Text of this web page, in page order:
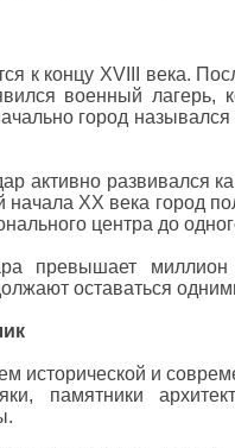
к концу XVIII века.
военный лагерь,
город
активно развивался
XX века город
центра до
превышает
оставаться
исторической и
памятники